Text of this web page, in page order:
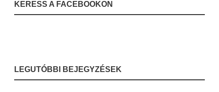
KERESS A FACEBOOKON
LEGUTÓBBI BEJEGYZÉSEK